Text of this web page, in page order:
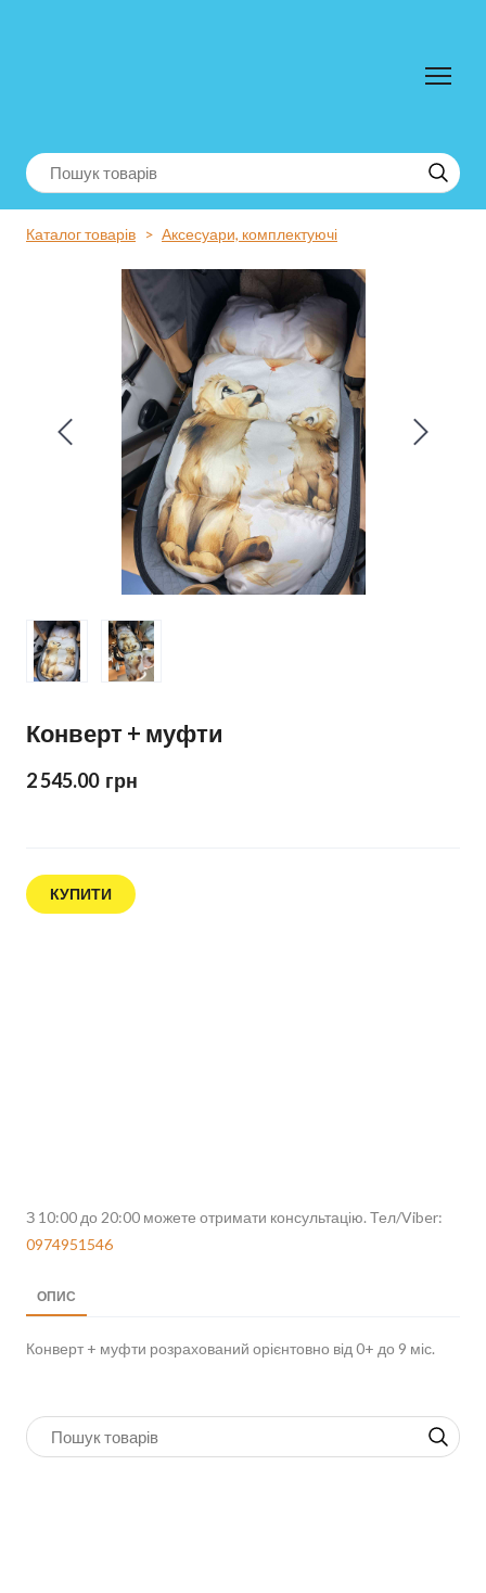
Каталог товарів Аксесуари, комплектуючі
Конверт + муфти
2 545.00  грн
КУПИТИ
З 10:00 до 20:00 можете отримати консультацію. Тел/Viber:
0974951546
ОПИС
Конверт + муфти розрахований орієнтовно від 0+ до 9 міс.